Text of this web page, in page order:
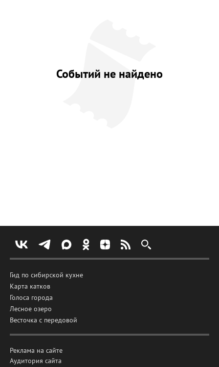
Событий не найдено
Гид по сибирской кухне
Карта катков
Голоса города
Лесное озеро
Весточка с передовой
Реклама на сайте
Аудитория сайта